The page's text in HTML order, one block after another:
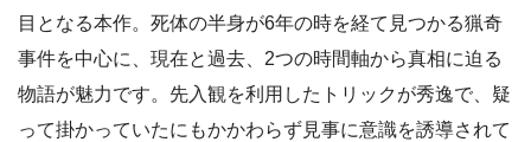
目となる本作。死体の半身が6年の時を経て見つかる猟奇
事件を中心に、現在と過去、2つの時間軸から真相に迫る
物語が魅力です。先入観を利用したトリックが秀逸で、疑
って掛かっていたにもかかわらず見事に意識を誘導されて